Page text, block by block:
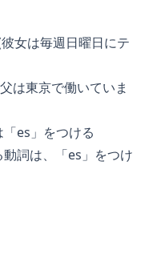
女は毎週日曜日にテ
は東京で働いていま
es」をつける
詞は、「es」をつけ